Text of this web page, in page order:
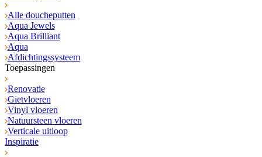
Alle doucheputten
Aqua Jewels
Aqua Brilliant
Aqua
Afdichtingssysteem
Toepassingen
Renovatie
Gietvloeren
Vinyl vloeren
Natuursteen vloeren
Verticale uitloop
Inspiratie